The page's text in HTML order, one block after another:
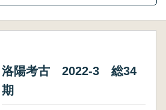
洛陽考古 2022-3 総34
期